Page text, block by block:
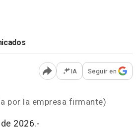
Abrir opciones para
IA Seguir en
por la empresa firmante)
2026.-